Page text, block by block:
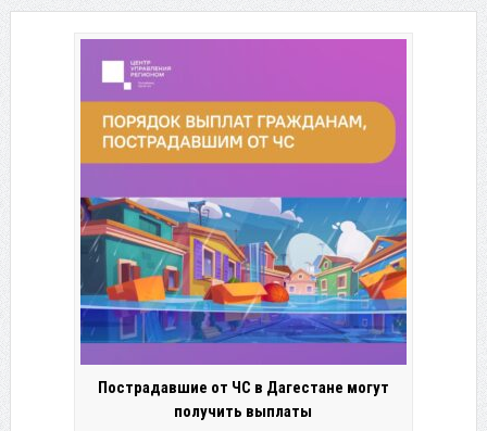
Пострадавшие от ЧС в Дагестане могут
получить выплаты